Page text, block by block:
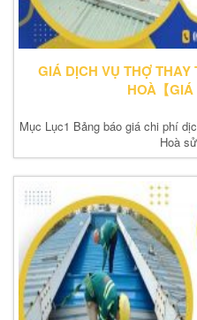
GIÁ DỊCH VỤ THỢ
HOÀ【GIÁ
Mục Lục1 Bảng báo giá chi phí
Hoà